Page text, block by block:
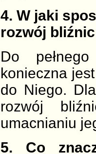
4. W jaki
rozwój
Do
konieczna
do Niego.
rozwój
umacnianiu
5. Co